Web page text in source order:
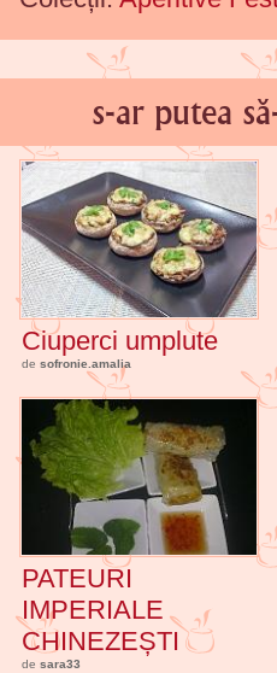
s-ar putea
Ciuperci umplute
de sofronie.amalia
PATEURI
IMPERIALE
CHINEZEȘTI
de sara33